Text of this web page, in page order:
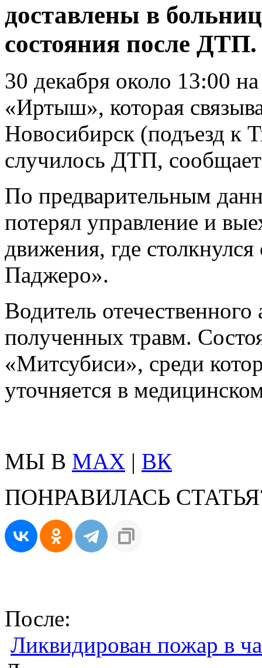
доставлены в
состояния после ДТП.
30 декабря около 13:00
«Иртыш», которая
Новосибирск (подъезд к
случилось ДТП,
По предварительным
потерял управление и
движения, где
Паджеро».
Водитель
полученных травм.
«Митсубиси», среди
уточняется в
МЫ В MAX | ВК
ПОНРАВИЛАСЬ
После:
Ликвидирован пожар в